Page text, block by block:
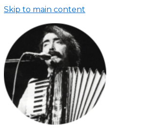
Skip to main content